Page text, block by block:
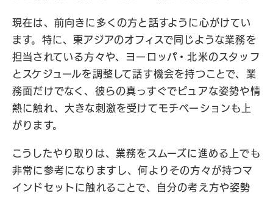
現在は、前向きに多くの方と話すように心がけてい
ます。特に、東アジアのオフィスで同じような業務を
担当されている方々や、ヨーロッパ・北米のスタッフ
とスケジュールを調整して話す機会を持つことで、業
務面だけでなく、彼らの真っすぐでピュアな姿勢や情
熱に触れ、大きな刺激を受けてモチベーションも上
がります。
こうしたやり取りは、業務をスムーズに進める上でも
非常に参考になりますし、何よりその方々が持つマ
インドセットに触れることで、自分の考え方や姿勢